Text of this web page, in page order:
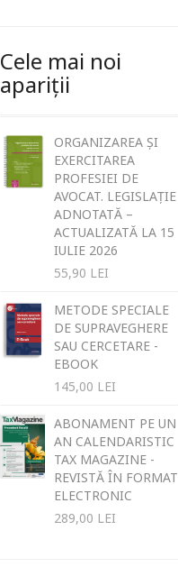
Cele mai noi
apariții
ORGANIZAREA ȘI
EXERCITAREA
PROFESIEI DE
AVOCAT. LEGISLAȚIE
ADNOTATĂ –
ACTUALIZATĂ LA 15
IULIE 2026
55,90 LEI
METODE SPECIALE
DE SUPRAVEGHERE
SAU CERCETARE -
EBOOK
145,00 LEI
ABONAMENT PE UN
AN CALENDARISTIC
TAX MAGAZINE -
REVISTĂ ÎN FORMAT
ELECTRONIC
289,00 LEI